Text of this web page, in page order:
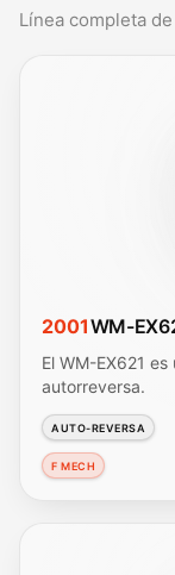
Línea completa
2001WM-
El WM-EX621
autorreversa.
AUTO-REVERSA
F MECH